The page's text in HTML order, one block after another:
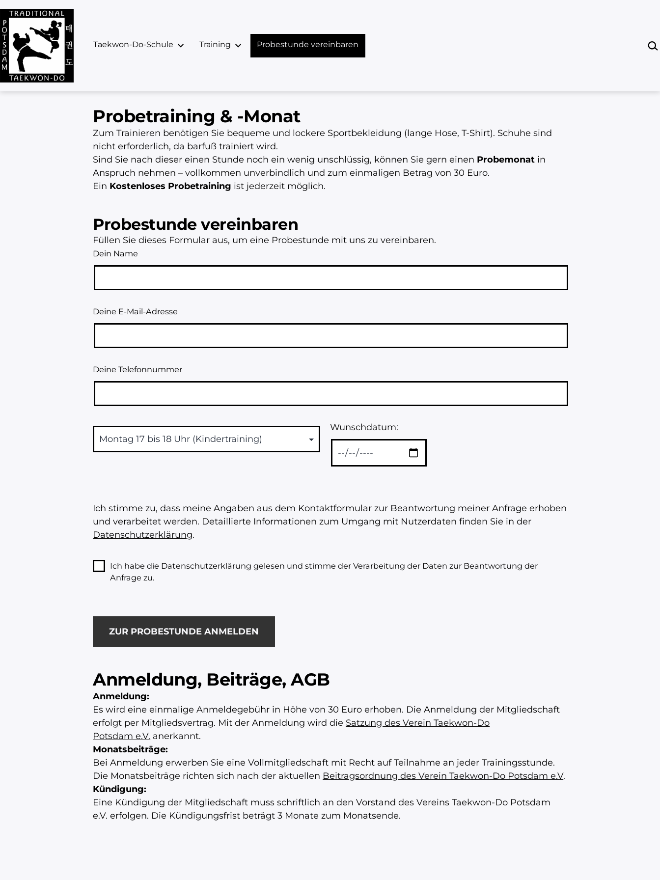
Taekwon-Do-Schule Training
öffnen
Probestunde vereinbaren Suchen …
Probetraining & -Monat
Zum Trainieren benötigen Sie bequeme und lockere Sportbekleidung (lange Hose, T-Shirt). Schuhe sind
nicht erforderlich, da barfuß trainiert wird.
Sind Sie nach dieser einen Stunde noch ein wenig unschlüssig, können Sie gern einen Probemonat in
Anspruch nehmen – vollkommen unverbindlich und zum einmaligen Betrag von 30 Euro.
Ein Kostenloses Probetraining ist jederzeit möglich.
Probestunde vereinbaren
Füllen Sie dieses Formular aus, um eine Probestunde mit uns zu vereinbaren.
Dein Name
Deine E-Mail-Adresse
Deine Telefonnummer
Wunschdatum:
i
t
t
l
a
e
s
F
e
l
d
l
e
e
r
.
Ich stimme zu, dass meine Angaben aus dem Kontaktformular zur Beantwortung meiner Anfrage erhoben
und verarbeitet werden. Detaillierte Informationen zum Umgang mit Nutzerdaten finden Sie in der
Datenschutzerklärung.
Ich habe die Datenschutzerklärung gelesen und stimme der Verarbeitung der Daten zur Beantwortung der
Anfrage zu.
Anmeldung, Beiträge, AGB
Anmeldung:
Es wird eine einmalige Anmeldegebühr in Höhe von 30 Euro erhoben. Die Anmeldung der Mitgliedschaft
erfolgt per Mitgliedsvertrag. Mit der Anmeldung wird die Satzung des Verein Taekwon-Do
Potsdam e.V. anerkannt.
Monatsbeiträge:
Bei Anmeldung erwerben Sie eine Vollmitgliedschaft mit Recht auf Teilnahme an jeder Trainingsstunde.
Die Monatsbeiträge richten sich nach der aktuellen Beitragsordnung des Verein Taekwon-Do Potsdam e.V.
Kündigung:
Eine Kündigung der Mitgliedschaft muss schriftlich an den Vorstand des Vereins Taekwon-Do Potsdam
e.V. erfolgen. Die Kündigungsfrist beträgt 3 Monate zum Monatsende.